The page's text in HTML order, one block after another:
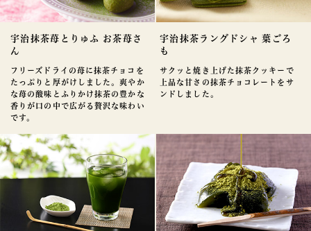
宇治抹茶苺とりゅふ お茶苺さ
ん
フリーズドライの苺に抹茶チョコを
たっぷりと厚がけしました。爽やか
な苺の酸味とふりかけ抹茶の豊かな
香りが口の中で広がる贅沢な味わい
です。
宇治抹茶ラングドシャ 葉ごろ
も
サクッと焼き上げた抹茶クッキーで
上品な甘さの抹茶チョコレートをサ
ンドしました。